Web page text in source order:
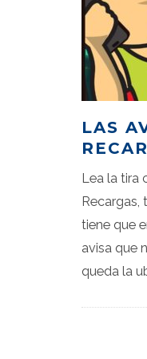
LAS
Lea la tira
Recargas,
tiene que
avisa que
queda la